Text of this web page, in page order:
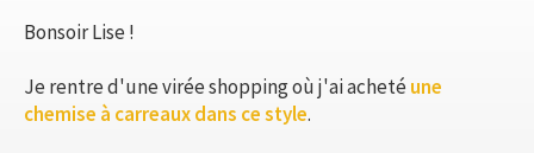
Bonsoir Lise !
Je rentre d'une virée shopping où j'ai achetéune
chemise à carreaux dans ce style.